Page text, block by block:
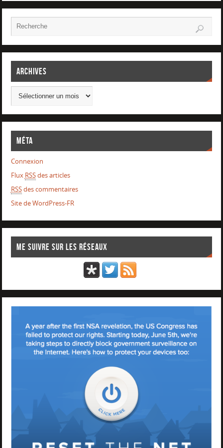
Archives
Méta
Connexion
Flux RSSdes articles
RSSdes commentaires
Site de WordPress-FR
Me suivre sur les réseaux